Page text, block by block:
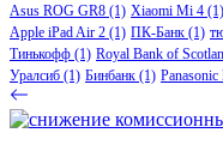
Asus ROG GR8 (1) Xiaomi Mi 4 (1)
Apple iPad Air 2 (1) ПК-Банк (1)
Тинькофф (1) Royal Bank of
Уралсиб (1) Бинбанк (1) Panasonic